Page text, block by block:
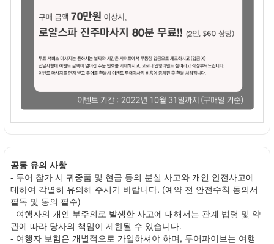
공동 유의 사항
- 투어 참가 시 귀중품 및 현금 등의 분실 사고와 개인 안전사고에
대하여 각별히 유의해 주시기 바랍니다. (예약 전 안전수칙 동의서
필독 및 동의 필수)
- 여행자의 개인 부주의로 발생한 사고에 대해서는 관계 법령 및 약
관에 따라 당사의 책임이 제한될 수 있습니다.
- 여행자 보험은 개별적으로 가입하셔야 하며, 투어파이브는 여행